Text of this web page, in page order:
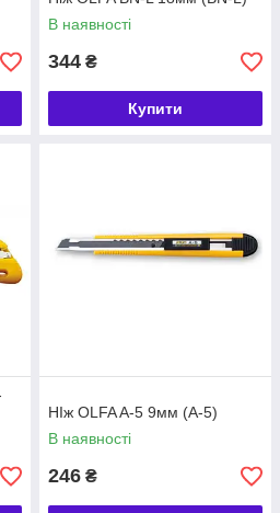
В наявності
344 ₴
Купити
НІж OLFA A-5 9мм (A-5)
В наявності
246 ₴